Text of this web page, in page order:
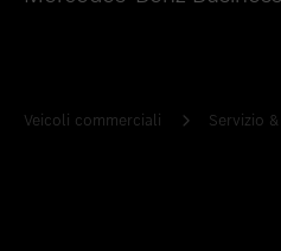
Inserire nei preferiti
Granges-Paccot
Veicoli commerciali Servizio